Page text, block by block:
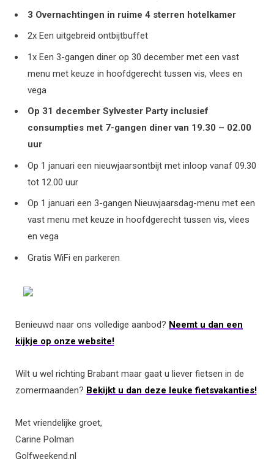
3 Overnachtingen in ruime 4 sterren hotelkamer
2x Een uitgebreid ontbijtbuffet
1x Een 3-gangen diner op 30 december met een vast
menu met keuze in hoofdgerecht tussen vis, vlees en
vega
Op 31 december Sylvester Party inclusief
consumpties met 7-gangen diner van 19.30 – 02.00
uur
Op 1 januari een nieuwjaarsontbijt met inloop vanaf 09.30
tot 12.00 uur
Op 1 januari een 3-gangen Nieuwjaarsdag-menu met een
vast menu met keuze in hoofdgerecht tussen vis, vlees
en vega
Gratis WiFi en parkeren
Benieuwd naar ons volledige aanbod? Neemt u dan een
kijkje op onze website!
Wilt u wel richting Brabant maar gaat u liever fietsen in de
zomermaanden? Bekijkt u dan deze leuke fietsvakanties!
Met vriendelijke groet,
Carine Polman
Golfweekend.nl